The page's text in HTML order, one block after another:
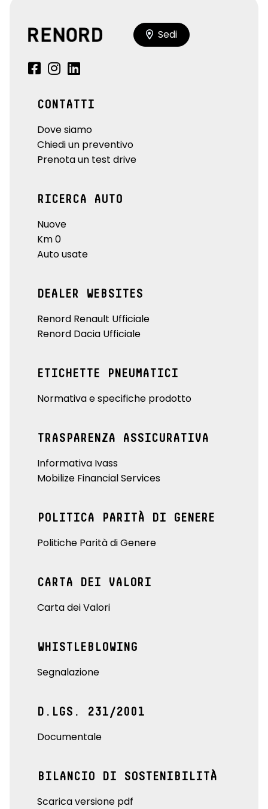
Sedi
CONTATTI
Dove siamo
Chiedi un preventivo
Prenota un test drive
RICERCA AUTO
Nuove
Km 0
Auto usate
DEALER WEBSITES
Renord Renault Ufficiale
Renord Dacia Ufficiale
ETICHETTE PNEUMATICI
Normativa e specifiche prodotto
TRASPARENZA ASSICURATIVA
Informativa Ivass
Mobilize Financial Services
POLITICA PARITÀ DI GENERE
Politiche Parità di Genere
CARTA DEI VALORI
Carta dei Valori
WHISTLEBLOWING
Segnalazione
D.LGS. 231/2001
Documentale
BILANCIO DI SOSTENIBILITÀ
Scarica versione pdf